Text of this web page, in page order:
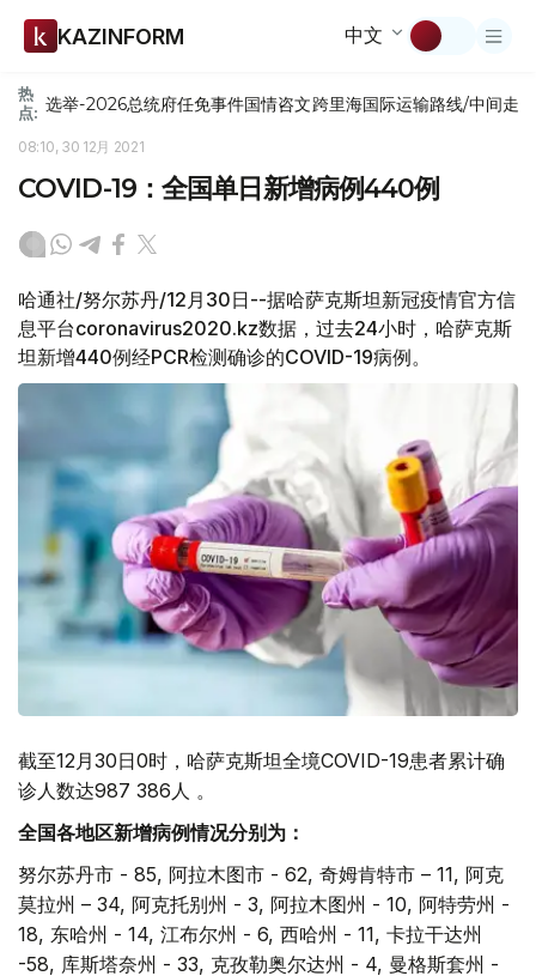
KAZINFORM 中文
热
点: 选举-2026总统府任免事件国情咨文跨里海国际运输路线/中间走廊
08:10, 30 12月 2021
COVID-19：全国单日新增病例440例
哈通社/努尔苏丹/12月30日--据哈萨克斯坦新冠疫情官方信
息平台coronavirus2020.kz数据，过去24小时，哈萨克斯
坦新增440例经PCR检测确诊的COVID-19病例。
截至12月30日0时，哈萨克斯坦全境COVID-19患者累计确
诊人数达987 386人 。
全国各地区新增病例情况分别为：
努尔苏丹市 - 85, 阿拉木图市 - 62, 奇姆肯特市 – 11, 阿克
莫拉州 – 34, 阿克托别州 - 3, 阿拉木图州 - 10, 阿特劳州 -
18, 东哈州 - 14, 江布尔州 - 6, 西哈州 - 11, 卡拉干达州
-58, 库斯塔奈州 - 33, 克孜勒奥尔达州 - 4, 曼格斯套州 -